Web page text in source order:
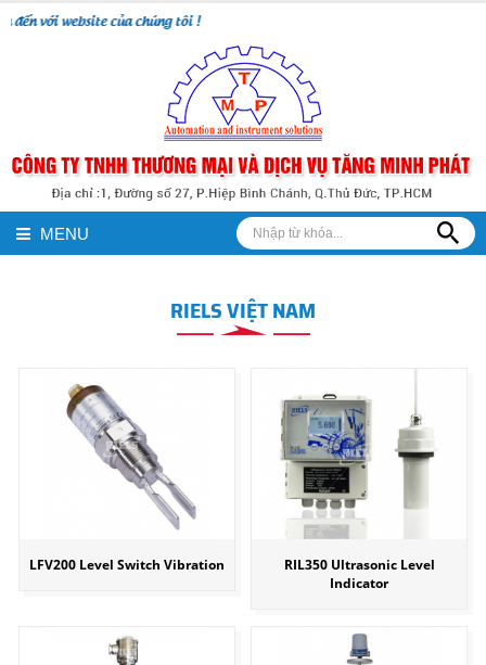
với website của chúng tôi !
MENU
RIELS VIỆT NAM
LFV200 Level Switch Vibration
RIL350 Ultrasonic Level
Indicator